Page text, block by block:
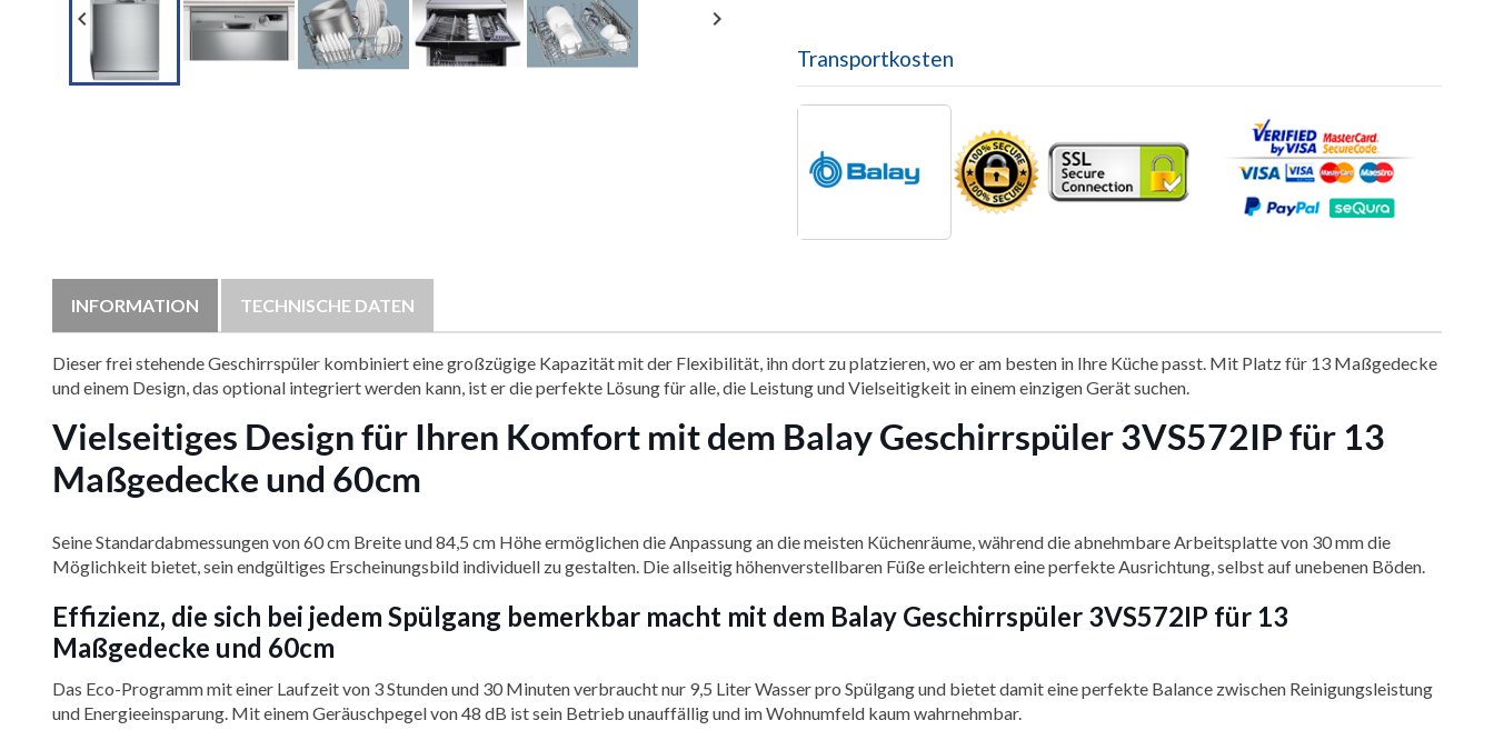
 
Transportkosten
INFORMATION TECHNISCHE DATEN
Dieser frei stehende Geschirrspüler kombiniert eine großzügige Kapazität mit der Flexibilität, ihn dort zu platzieren, wo er am besten in Ihre Küche passt. Mit Platz für 13 Maßgedecke
und einem Design, das optional integriert werden kann, ist er die perfekte Lösung für alle, die Leistung und Vielseitigkeit in einem einzigen Gerät suchen.
Vielseitiges Design für Ihren Komfort mit dem Balay Geschirrspüler 3VS572IP für 13
Maßgedecke und 60cm
Seine Standardabmessungen von 60 cm Breite und 84,5 cm Höhe ermöglichen die Anpassung an die meisten Küchenräume, während die abnehmbare Arbeitsplatte von 30 mm die
Möglichkeit bietet, sein endgültiges Erscheinungsbild individuell zu gestalten. Die allseitig höhenverstellbaren Füße erleichtern eine perfekte Ausrichtung, selbst auf unebenen Böden.
Effizienz, die sich bei jedem Spülgang bemerkbar macht mit dem Balay Geschirrspüler 3VS572IP für 13
Maßgedecke und 60cm
Das Eco-Programm mit einer Laufzeit von 3 Stunden und 30 Minuten verbraucht nur 9,5 Liter Wasser pro Spülgang und bietet damit eine perfekte Balance zwischen Reinigungsleistung
und Energieeinsparung. Mit einem Geräuschpegel von 48 dB ist sein Betrieb unauffällig und im Wohnumfeld kaum wahrnehmbar.